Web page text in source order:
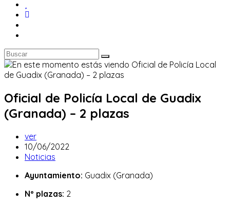
Oficial de Policía Local de Guadix
(Granada) – 2 plazas
Autor
de
la
ver
Publicación
de
entrada:
10/06/2022
Categoría
la
Noticias
Ayuntamiento: Guadix (Granada)
Nº plazas: 2